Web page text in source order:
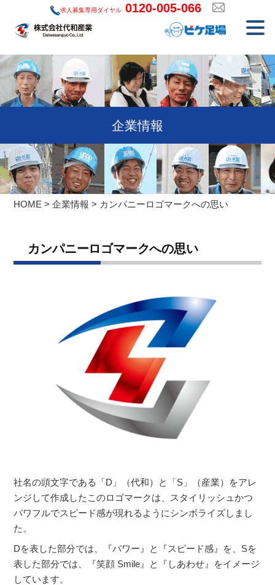
ン
ツ
ス
プ
求人募集専用ダイヤル 0120-005-066
企業情報
HOME >企業情報 > カンパニーロゴマークへの思い
カンパニーロゴマークへの思い
社名の頭文字である「D」（代和）と「S」（産業）をアレ
ンジして作成したこのロゴマークは、スタイリッシュかつ
パワフルでスピード感が現れるようにシンボライズしまし
た。
Dを表した部分では、『パワー』と『スピード感』を、Sを
表した部分では、『笑顔 Smile』と『しあわせ』をイメージ
しています。